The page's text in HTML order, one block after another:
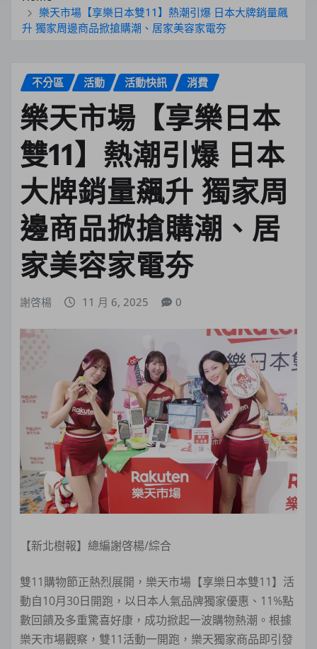
樂天市場【享樂日本雙11】熱潮引爆 日本大牌銷量飆
升 獨家周邊商品掀搶購潮、居家美容家電夯
不分區 活動 活動快訊 消費
樂天市場【享樂日本
雙11】熱潮引爆 日本
大牌銷量飆升 獨家周
邊商品掀搶購潮、居
家美容家電夯
謝啓楊 11 月 6, 2025 0
【新北樹報】總編謝啓楊/綜合
雙11購物節正熱烈展開，樂天市場【享樂日本雙11】活
動自10月30日開跑，以日本人氣品牌獨家優惠、11%點
數回饋及多重驚喜好康，成功掀起一波購物熱潮。根據
樂天市場觀察，雙11活動一開跑，樂天獨家商品即引發